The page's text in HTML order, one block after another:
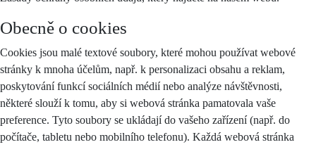
Obecně o cookies
Cookies jsou malé textové soubory, které mohou používat webové
stránky k mnoha účelům, např. k personalizaci obsahu a reklam,
poskytování funkcí sociálních médií nebo analýze návštěvnosti,
některé slouží k tomu, aby si webová stránka pamatovala vaše
preference. Tyto soubory se ukládají do vašeho zařízení (např. do
počítače, tabletu nebo mobilního telefonu). Každá webová stránka